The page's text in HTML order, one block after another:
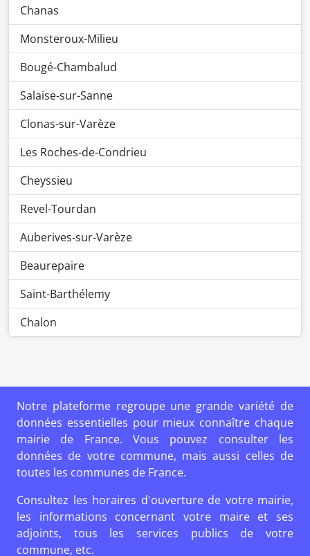
Chanas
Monsteroux-Milieu
Bougé-Chambalud
Salaise-sur-Sanne
Clonas-sur-Varèze
Les Roches-de-Condrieu
Cheyssieu
Revel-Tourdan
Auberives-sur-Varèze
Beaurepaire
Saint-Barthélemy
Chalon
Notre plateforme regroupe une grande variété de
données essentielles pour mieux connaître chaque
mairie de France. Vous pouvez consulter les
données de votre commune, mais aussi celles de
toutes les communes de France.
Consultez les horaires d'ouverture de votre mairie,
les informations concernant votre maire et ses
adjoints, tous les services publics de votre
commune, etc.